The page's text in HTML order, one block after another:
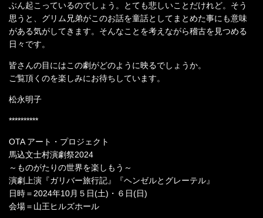
ぶん起こっているのでしょう。とても悲しいことだけれど。そう
思うと、グリム兄弟がこのお話を童話としてまとめた事にも意味
がある気がしてきます。そんなことを考えながら稽古を見つめる
日々です。
皆さんの目にはこの劇がどのように映るでしょうか。
ご覧頂くのを楽しみにお待ちしています。
松永明子
**********
OTA アート・プロジェクト
馬込文士村演劇祭2024
～ものがたりの世界を楽しもう～
演劇上演『ガリバー旅行記』『ヘンゼルとグレーテル』
日時＝2024年10月５日(土)・６日(日)
会場＝山王ヒルズホール